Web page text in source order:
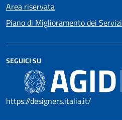
Area riservata
Piano di Miglioramento dei Servizi
SEGUICI SU
https://designers.italia.it/